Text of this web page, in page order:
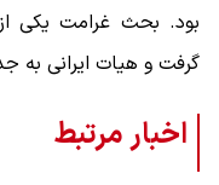
بود. بحث غرامت یکی
گرفت و هیات ایرانی به
اخبار مرتبط